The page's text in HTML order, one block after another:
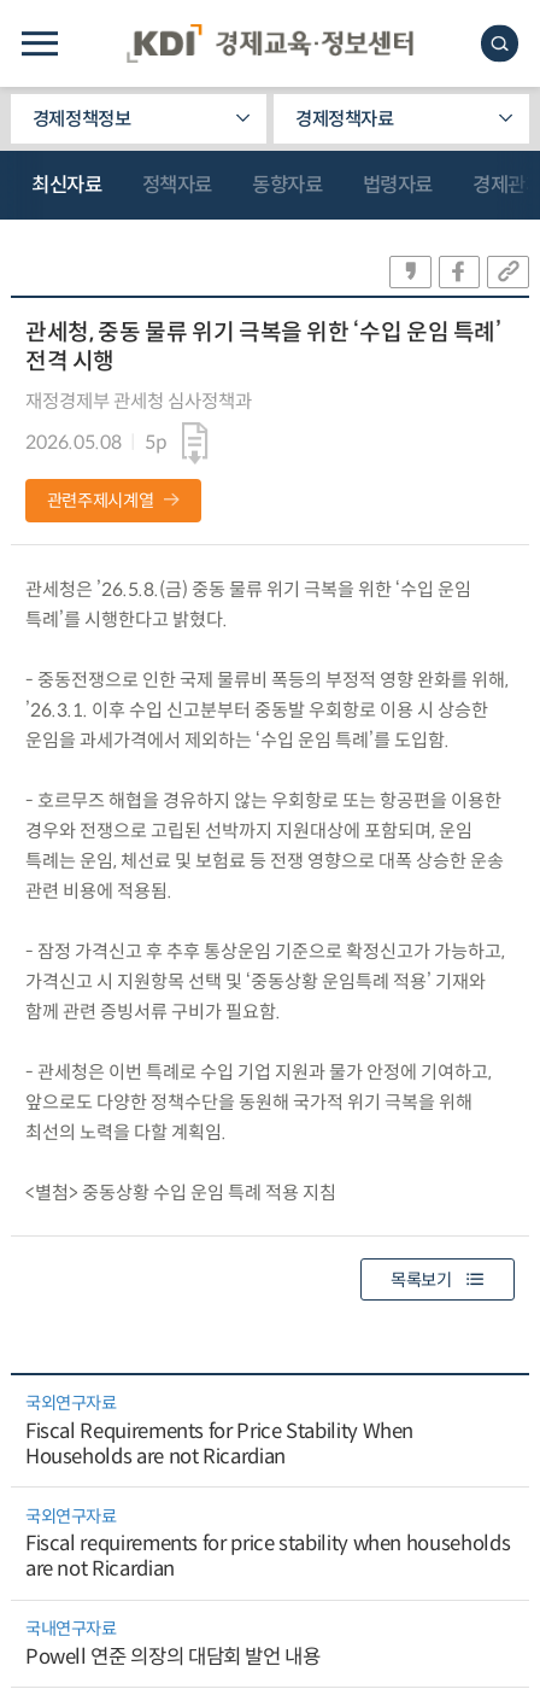
경제정책정보 경제정책자료
최신자료 정책자료 동향자료 법령자료 경제관
관세청, 중동 물류 위기 극복을 위한 ‘수입 운임 특례’
전격 시행
재정경제부 관세청 심사정책과
2026.05.08
5p
관련주제시계열
관세청은 ’26.5.8.(금) 중동 물류 위기 극복을 위한 ‘수입 운임
특례’를 시행한다고 밝혔다.
- 중동전쟁으로 인한 국제 물류비 폭등의 부정적 영향 완화를 위해,
’26.3.1. 이후 수입 신고분부터 중동발 우회항로 이용 시 상승한
운임을 과세가격에서 제외하는 ‘수입 운임 특례’를 도입함.
- 호르무즈 해협을 경유하지 않는 우회항로 또는 항공편을 이용한
경우와 전쟁으로 고립된 선박까지 지원대상에 포함되며, 운임
특례는 운임, 체선료 및 보험료 등 전쟁 영향으로 대폭 상승한 운송
관련 비용에 적용됨.
- 잠정 가격신고 후 추후 통상운임 기준으로 확정신고가 가능하고,
가격신고 시 지원항목 선택 및 ‘중동상황 운임특례 적용’ 기재와
함께 관련 증빙서류 구비가 필요함.
- 관세청은 이번 특례로 수입 기업 지원과 물가 안정에 기여하고,
앞으로도 다양한 정책수단을 동원해 국가적 위기 극복을 위해
최선의 노력을 다할 계획임.
<별첨> 중동상황 수입 운임 특례 적용 지침
목록보기
국외연구자료
Fiscal Requirements for Price Stability When
Households are not Ricardian
국외연구자료
Fiscal requirements for price stability when households
are not Ricardian
국내연구자료
Powell 연준 의장의 대담회 발언 내용